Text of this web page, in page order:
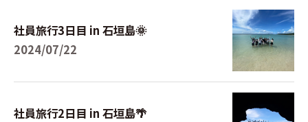
社員旅行3日目 in 石垣島🌞
2024/07/22
社員旅行2日目 in 石垣島🌴